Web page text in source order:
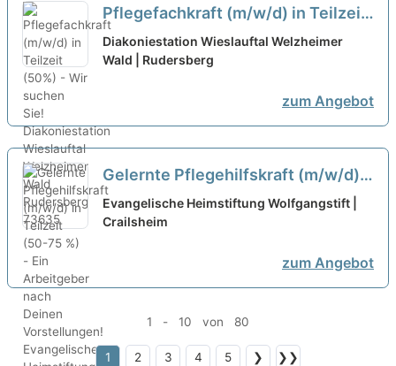
Pflegefachkraft (m/w/d) in Teilzeit
(50%) - Wir suchen Sie! neu
Diakoniestation Wieslauftal Welzheimer
Wald | Rudersberg
zum Angebot
Gelernte Pflegehilfskraft (m/w/d)
in Teilzeit (50-75 %) - Ein
Arbeitgeber nach Deinen
Evangelische Heimstiftung Wolfgangstift |
Crailsheim
zum Angebot
1 - 10 von 80
1 2 3 4 5 ❯ ❯❯